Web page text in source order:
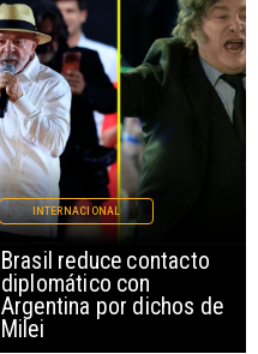
China restringe
exportación de drones a
EEUU y sanciona
empresas
INTERNACIONAL